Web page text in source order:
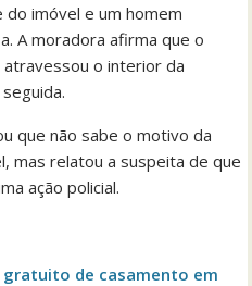
imóvel e um homem
A moradora afirma que o
o interior da
que não sabe o motivo da
mas relatou a suspeita de que
ação policial.
de casamento em